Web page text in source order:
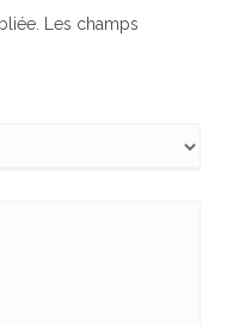
Les champs